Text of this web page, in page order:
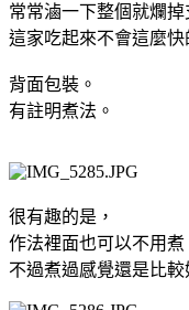
常常滷一下整個就爛掉
這家吃起來不會這麼快
背面包裝。
有註明煮法。
很有趣的是，
作法裡面也可以不用煮
不過煮過感覺還是比較